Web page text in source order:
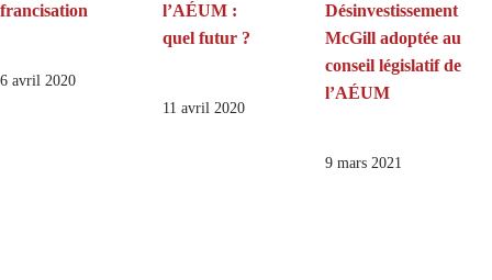
francisation
6 avril 2020
l’AÉUM :
quel futur ?
11 avril 2020
Désinvestissement
McGill adoptée au
conseil législatif de
l’AÉUM
9 mars 2021